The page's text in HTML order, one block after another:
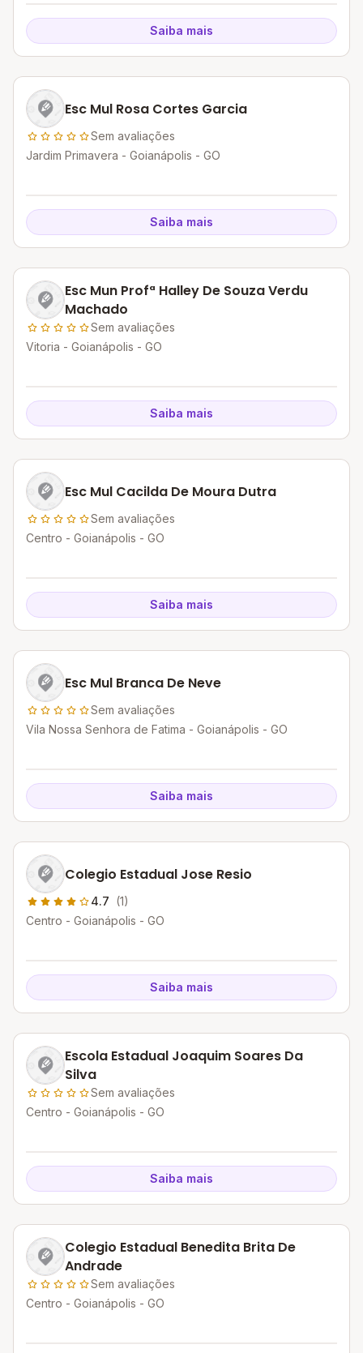
Saiba mais
Esc Mul Rosa Cortes Garcia
Sem avaliações
Jardim Primavera - Goianápolis - GO
Saiba mais
Esc Mun Profª Halley De Souza Verdu
Machado
Sem avaliações
Vitoria - Goianápolis - GO
Saiba mais
Esc Mul Cacilda De Moura Dutra
Sem avaliações
Centro - Goianápolis - GO
Saiba mais
Esc Mul Branca De Neve
Sem avaliações
Vila Nossa Senhora de Fatima - Goianápolis - GO
Saiba mais
Colegio Estadual Jose Resio
4.7 (1)
Centro - Goianápolis - GO
Saiba mais
Escola Estadual Joaquim Soares Da
Silva
Sem avaliações
Centro - Goianápolis - GO
Saiba mais
Colegio Estadual Benedita Brita De
Andrade
Sem avaliações
Centro - Goianápolis - GO